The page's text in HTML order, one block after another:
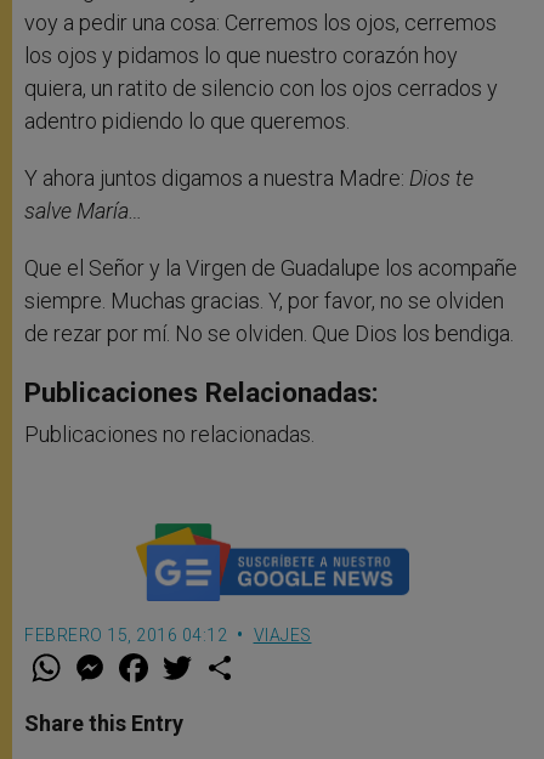
voy a pedir una cosa: Cerremos los ojos, cerremos
los ojos y pidamos lo que nuestro corazón hoy
quiera, un ratito de silencio con los ojos cerrados y
adentro pidiendo lo que queremos.
Y ahora juntos digamos a nuestra Madre: Dios te
salve María…
Que el Señor y la Virgen de Guadalupe los acompañe
siempre. Muchas gracias. Y, por favor, no se olviden
de rezar por mí. No se olviden. Que Dios los bendiga.
Publicaciones Relacionadas:
Publicaciones no relacionadas.
FEBRERO 15, 2016 04:12 VIAJES
W
t
s
M
e
s
e
F
a
e
b
w
Share this Entry